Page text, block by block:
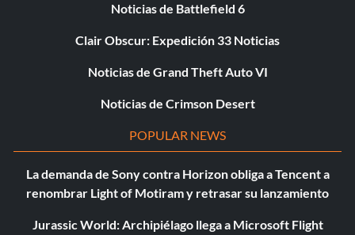
Noticias de Battlefield 6
Clair Obscur: Expedición 33 Noticias
Noticias de Grand Theft Auto VI
Noticias de Crimson Desert
POPULAR NEWS
La demanda de Sony contra Horizon obliga a Tencent a
renombrar Light of Motiram y retrasar su lanzamiento
Jurassic World: Archipiélago llega a Microsoft Flight